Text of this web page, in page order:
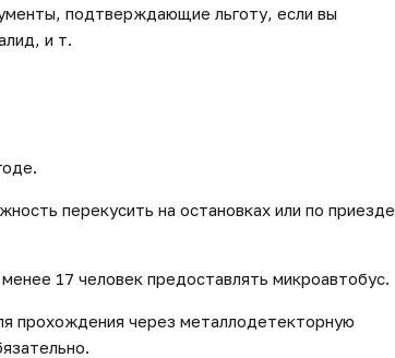
подтверждающие льготу, если вы
и т.
перекусить на остановках или по приезде
17 человек предоставлять микроавтобус.
прохождения через металлодетекторную